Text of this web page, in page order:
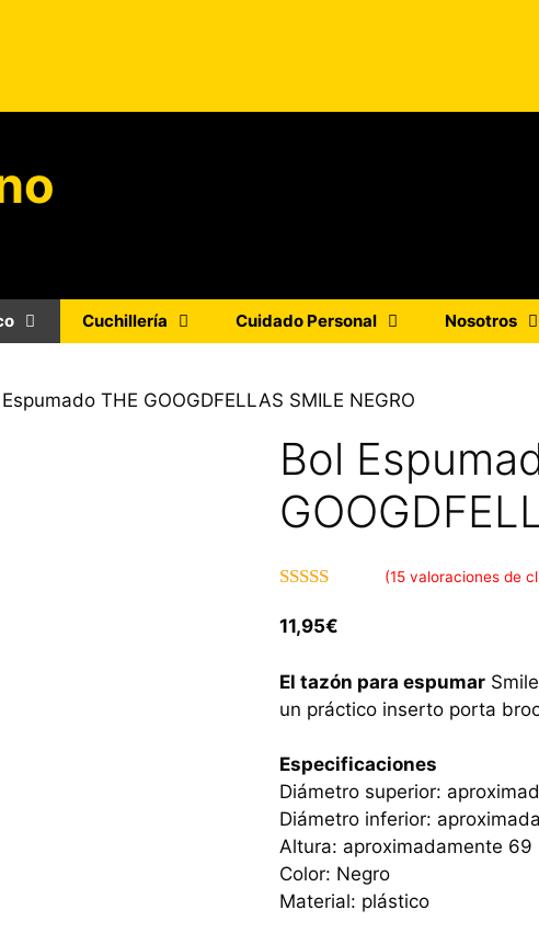
Cuchillería Cuidado Personal Nosotros
THE GOOGDFELLAS SMILE NEGRO
Bol
(15 valoraciones de
11,95€
El tazón para espumar
un práctico inserto porta
Especificaciones
Diámetro superior:
Diámetro inferior:
Altura: aproximadamente 69
Color: Negro
Material: plástico